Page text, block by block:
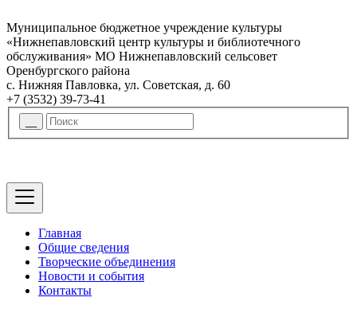
Муниципальное бюджетное учреждение культуры
«Нижнепавловский центр культуры и библиотечного
обслуживания» МО Нижнепавловский сельсовет
Оренбургского района
с. Нижняя Павловка, ул. Советская, д. 60
+7 (3532) 39-73-41
Главная
Общие сведения
Творческие объединения
Новости и события
Контакты